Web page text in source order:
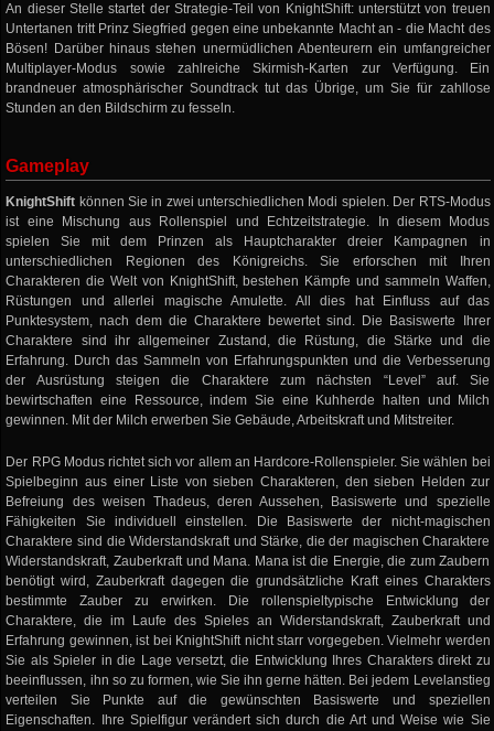
An dieser Stelle startet der Strategie-Teil von KnightShift: unterstützt von treuen
Untertanen tritt Prinz Siegfried gegen eine unbekannte Macht an - die Macht des
Bösen! Darüber hinaus stehen unermüdlichen Abenteurern ein umfangreicher
Multiplayer-Modus sowie zahlreiche Skirmish-Karten zur Verfügung. Ein
brandneuer atmosphärischer Soundtrack tut das Übrige, um Sie für zahllose
Stunden an den Bildschirm zu fesseln.
Gameplay
KnightShift können Sie in zwei unterschiedlichen Modi spielen. Der RTS-Modus
ist eine Mischung aus Rollenspiel und Echtzeitstrategie. In diesem Modus
spielen Sie mit dem Prinzen als Hauptcharakter dreier Kampagnen in
unterschiedlichen Regionen des Königreichs. Sie erforschen mit Ihren
Charakteren die Welt von KnightShift, bestehen Kämpfe und sammeln Waffen,
Rüstungen und allerlei magische Amulette. All dies hat Einfluss auf das
Punktesystem, nach dem die Charaktere bewertet sind. Die Basiswerte Ihrer
Charaktere sind ihr allgemeiner Zustand, die Rüstung, die Stärke und die
Erfahrung. Durch das Sammeln von Erfahrungspunkten und die Verbesserung
der Ausrüstung steigen die Charaktere zum nächsten “Level” auf. Sie
bewirtschaften eine Ressource, indem Sie eine Kuhherde halten und Milch
gewinnen. Mit der Milch erwerben Sie Gebäude, Arbeitskraft und Mitstreiter.
Der RPG Modus richtet sich vor allem an Hardcore-Rollenspieler. Sie wählen bei
Spielbeginn aus einer Liste von sieben Charakteren, den sieben Helden zur
Befreiung des weisen Thadeus, deren Aussehen, Basiswerte und spezielle
Fähigkeiten Sie individuell einstellen. Die Basiswerte der nicht-magischen
Charaktere sind die Widerstandskraft und Stärke, die der magischen Charaktere
Widerstandskraft, Zauberkraft und Mana. Mana ist die Energie, die zum Zaubern
benötigt wird, Zauberkraft dagegen die grundsätzliche Kraft eines Charakters
bestimmte Zauber zu erwirken. Die rollenspieltypische Entwicklung der
Charaktere, die im Laufe des Spieles an Widerstandskraft, Zauberkraft und
Erfahrung gewinnen, ist bei KnightShift nicht starr vorgegeben. Vielmehr werden
Sie als Spieler in die Lage versetzt, die Entwicklung Ihres Charakters direkt zu
beeinflussen, ihn so zu formen, wie Sie ihn gerne hätten. Bei jedem Levelanstieg
verteilen Sie Punkte auf die gewünschten Basiswerte und speziellen
Eigenschaften. Ihre Spielfigur verändert sich durch die Art und Weise wie Sie